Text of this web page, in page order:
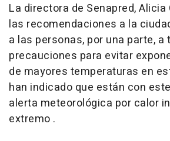
La directora de Senapred,
las recomendaciones a la
a las personas, por una parte,
precauciones para evitar
de mayores temperaturas en
han indicado que están con
alerta meteorológica por calor
extremo .